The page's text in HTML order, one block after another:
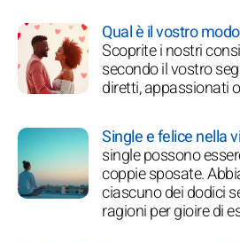
Qual è il vostro
Scoprite i nostri
secondo il vostro
diretti, appassionati
Single e felice nella
single possono
coppie sposate.
ciascuno dei dodici
ragioni per gioire di